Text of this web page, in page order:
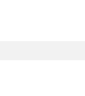
）のワンピース一覧
ス一覧